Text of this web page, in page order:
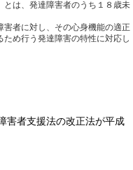
は、発達障害者のうち１８歳未
者に対し、その心身機能の適正
め行う発達障害の特性に対応し
害者支援法の改正法が平成